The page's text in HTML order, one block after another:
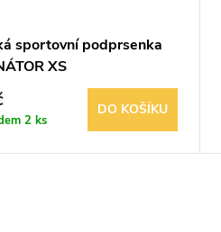
sportovní podprsenka
XS
2 ks
DO KOŠÍKU